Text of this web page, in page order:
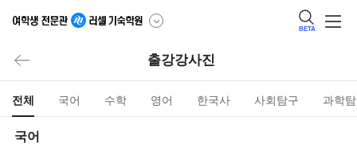
BETA
출강강사진
전체 국어 수학 영어 한국사 사회탐구 과학
국어